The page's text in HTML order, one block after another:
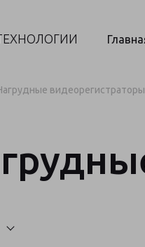
видеорегистраторы